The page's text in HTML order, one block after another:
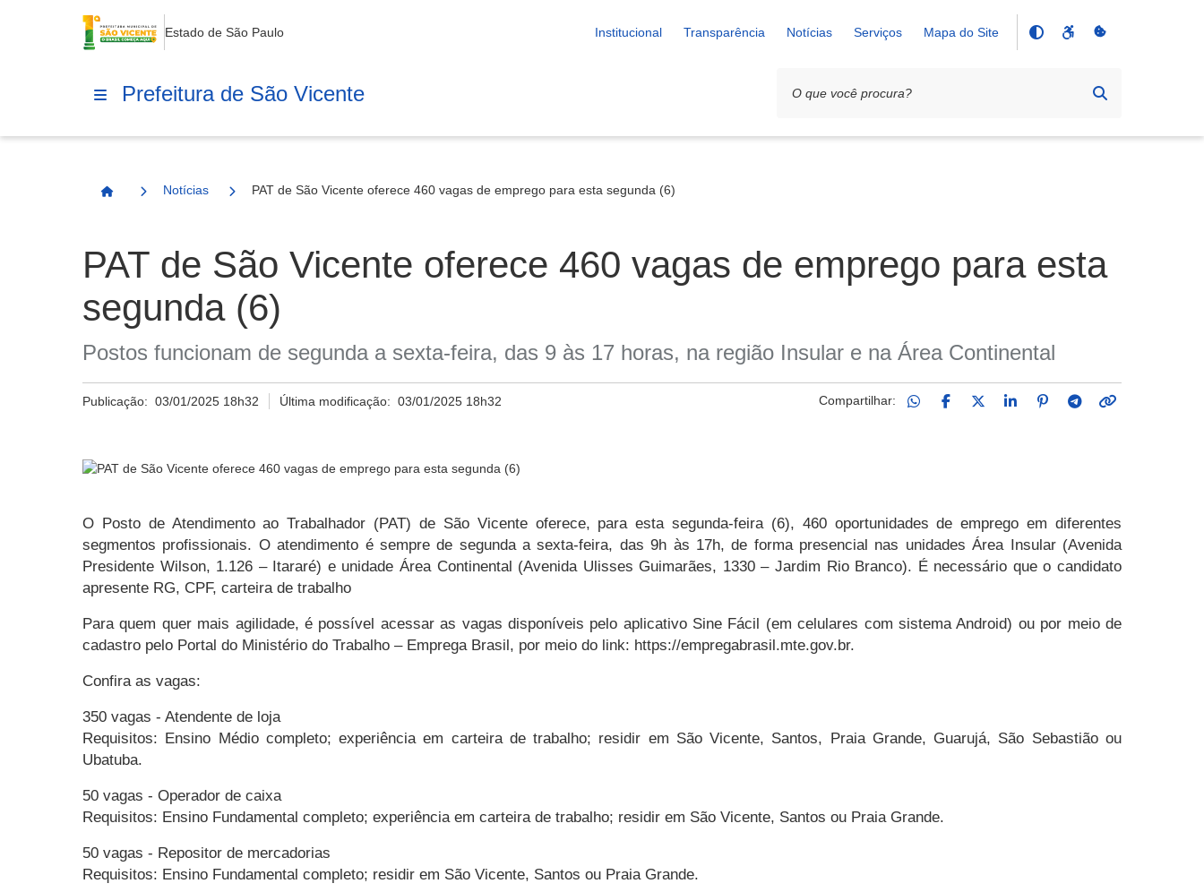
Estado de São Paulo Institucional Transparência Notícias Serviços Mapa do Site
Prefeitura de São Vicente
Página Inicial
Notícias PAT de São Vicente oferece 460 vagas de emprego para esta segunda (6)
PAT de São Vicente oferece 460 vagas de emprego para esta
segunda (6)
Postos funcionam de segunda a sexta-feira, das 9 às 17 horas, na região Insular e na Área Continental
Publicação: 03/01/2025 18h32 Última modificação:03/01/2025 18h32 Compartilhar:
O Posto de Atendimento ao Trabalhador (PAT) de São Vicente oferece, para esta segunda-feira (6), 460 oportunidades de emprego em diferentes
segmentos profissionais. O atendimento é sempre de segunda a sexta-feira, das 9h às 17h, de forma presencial nas unidades Área Insular (Avenida
Presidente Wilson, 1.126 – Itararé) e unidade Área Continental (Avenida Ulisses Guimarães, 1330 – Jardim Rio Branco). É necessário que o candidato
apresente RG, CPF, carteira de trabalho
Para quem quer mais agilidade, é possível acessar as vagas disponíveis pelo aplicativo Sine Fácil (em celulares com sistema Android) ou por meio de
cadastro pelo Portal do Ministério do Trabalho – Emprega Brasil, por meio do link: https://empregabrasil.mte.gov.br.
Confira as vagas:
350 vagas - Atendente de loja
Requisitos: Ensino Médio completo; experiência em carteira de trabalho; residir em São Vicente, Santos, Praia Grande, Guarujá, São Sebastião ou
Ubatuba.
50 vagas - Operador de caixa
Requisitos: Ensino Fundamental completo; experiência em carteira de trabalho; residir em São Vicente, Santos ou Praia Grande.
50 vagas - Repositor de mercadorias
Requisitos: Ensino Fundamental completo; residir em São Vicente, Santos ou Praia Grande.